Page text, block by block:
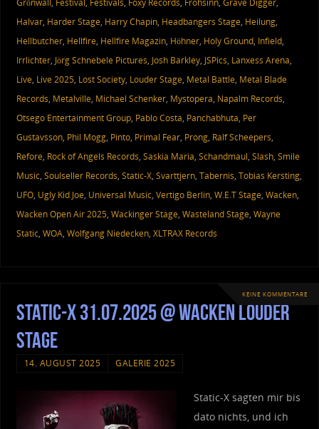
Halvar, Harder Stage, Harry Chapin, Headbangers Stage, Heilung,
Hellbutcher, Hellfire, Hellfire Magazin, Höhner, Holy Ground, Infield,
Irrlichter, Jörg Schnebele Pictures, Josh Barkley, JSPics, Lanxess Arena,
Live, Live 2025, Lost Society, Louder Stage, Metal Battle, Metal Blade
Records, Metalville, Michael Schenker, Mystopera, Napalm Records,
Otsego Entertainment Group, Pablo Costa, Panchabhuta, Per
Gustavsson, Phil Mogg, Pinto, Primal Fear, Prong, Ralf Scheepers,
Refore, Rock of Angels Records, Saskia Maria, Schandmaul, Slash, Smile
Music, Soulseller Records, Static-X, Svarttjern, Tabernis, Tobias Kersting,
UFO, Ugly Kid Joe, Universal Music, Vertigo Berlin, W.E.T Stage, Wacken,
Wacken Open Air 2025, Wackinger Stage, Wasteland Stage, Wayne
Static, WOA, Wolfgang Niedecken, XLTRAX Records
KEINE KOMMENTARE
Static-X 31.07.2025 @ Wacken Louder
Stage
14. AUGUST 2025 GALERIE 2025
Static-X sagten mir bis
dato nichts, und ich